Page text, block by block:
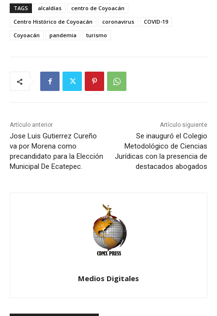
TAGS alcaldías
centro de Coyoacán
Centro Histórico de Coyoacán
coronavirus
COVID-19
Coyoacán
pandemia turismo
Artículo anterior
Jose Luis Gutierrez Cureño
va por Morena como
precandidato para la Elección
Municipal De Ecatepec.
Artículo siguiente
Se inauguró el Colegio
Metodológico de Ciencias
Jurídicas con la presencia de
destacados abogados
Medios Digitales